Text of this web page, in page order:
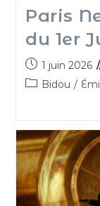
Paris
du 1er
1 juin 2026
Bidou /